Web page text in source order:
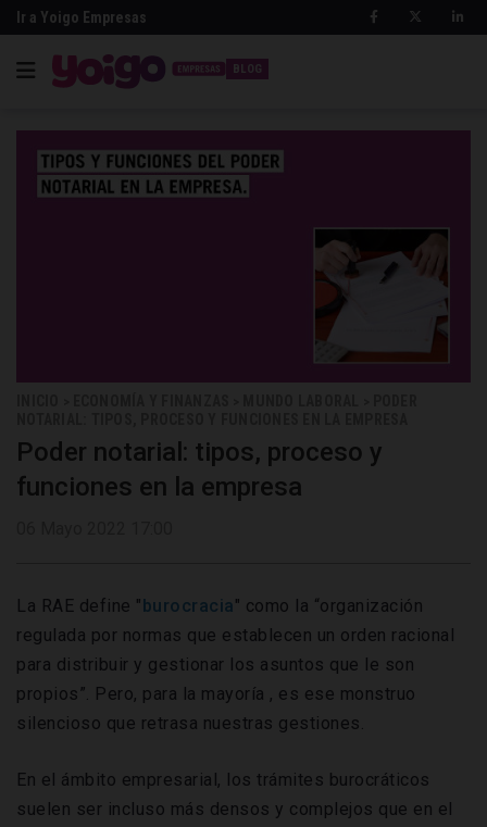
Ir a Yoigo Empresas
BLOG
Poder notarial: tipos, proceso y
funciones en la empresa
La RAE define " burocracia" como la “organización
regulada por normas que establecen un orden racional
para distribuir y gestionar los asuntos que le son
propios”. Pero, para la mayoría , es ese monstruo
silencioso que retrasa nuestras gestiones.
En el ámbito empresarial, los trámites burocráticos
suelen ser incluso más densos y complejos que en el